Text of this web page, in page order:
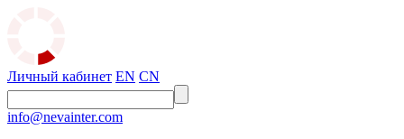
Личный кабинет EN CN
info@nevainter.com